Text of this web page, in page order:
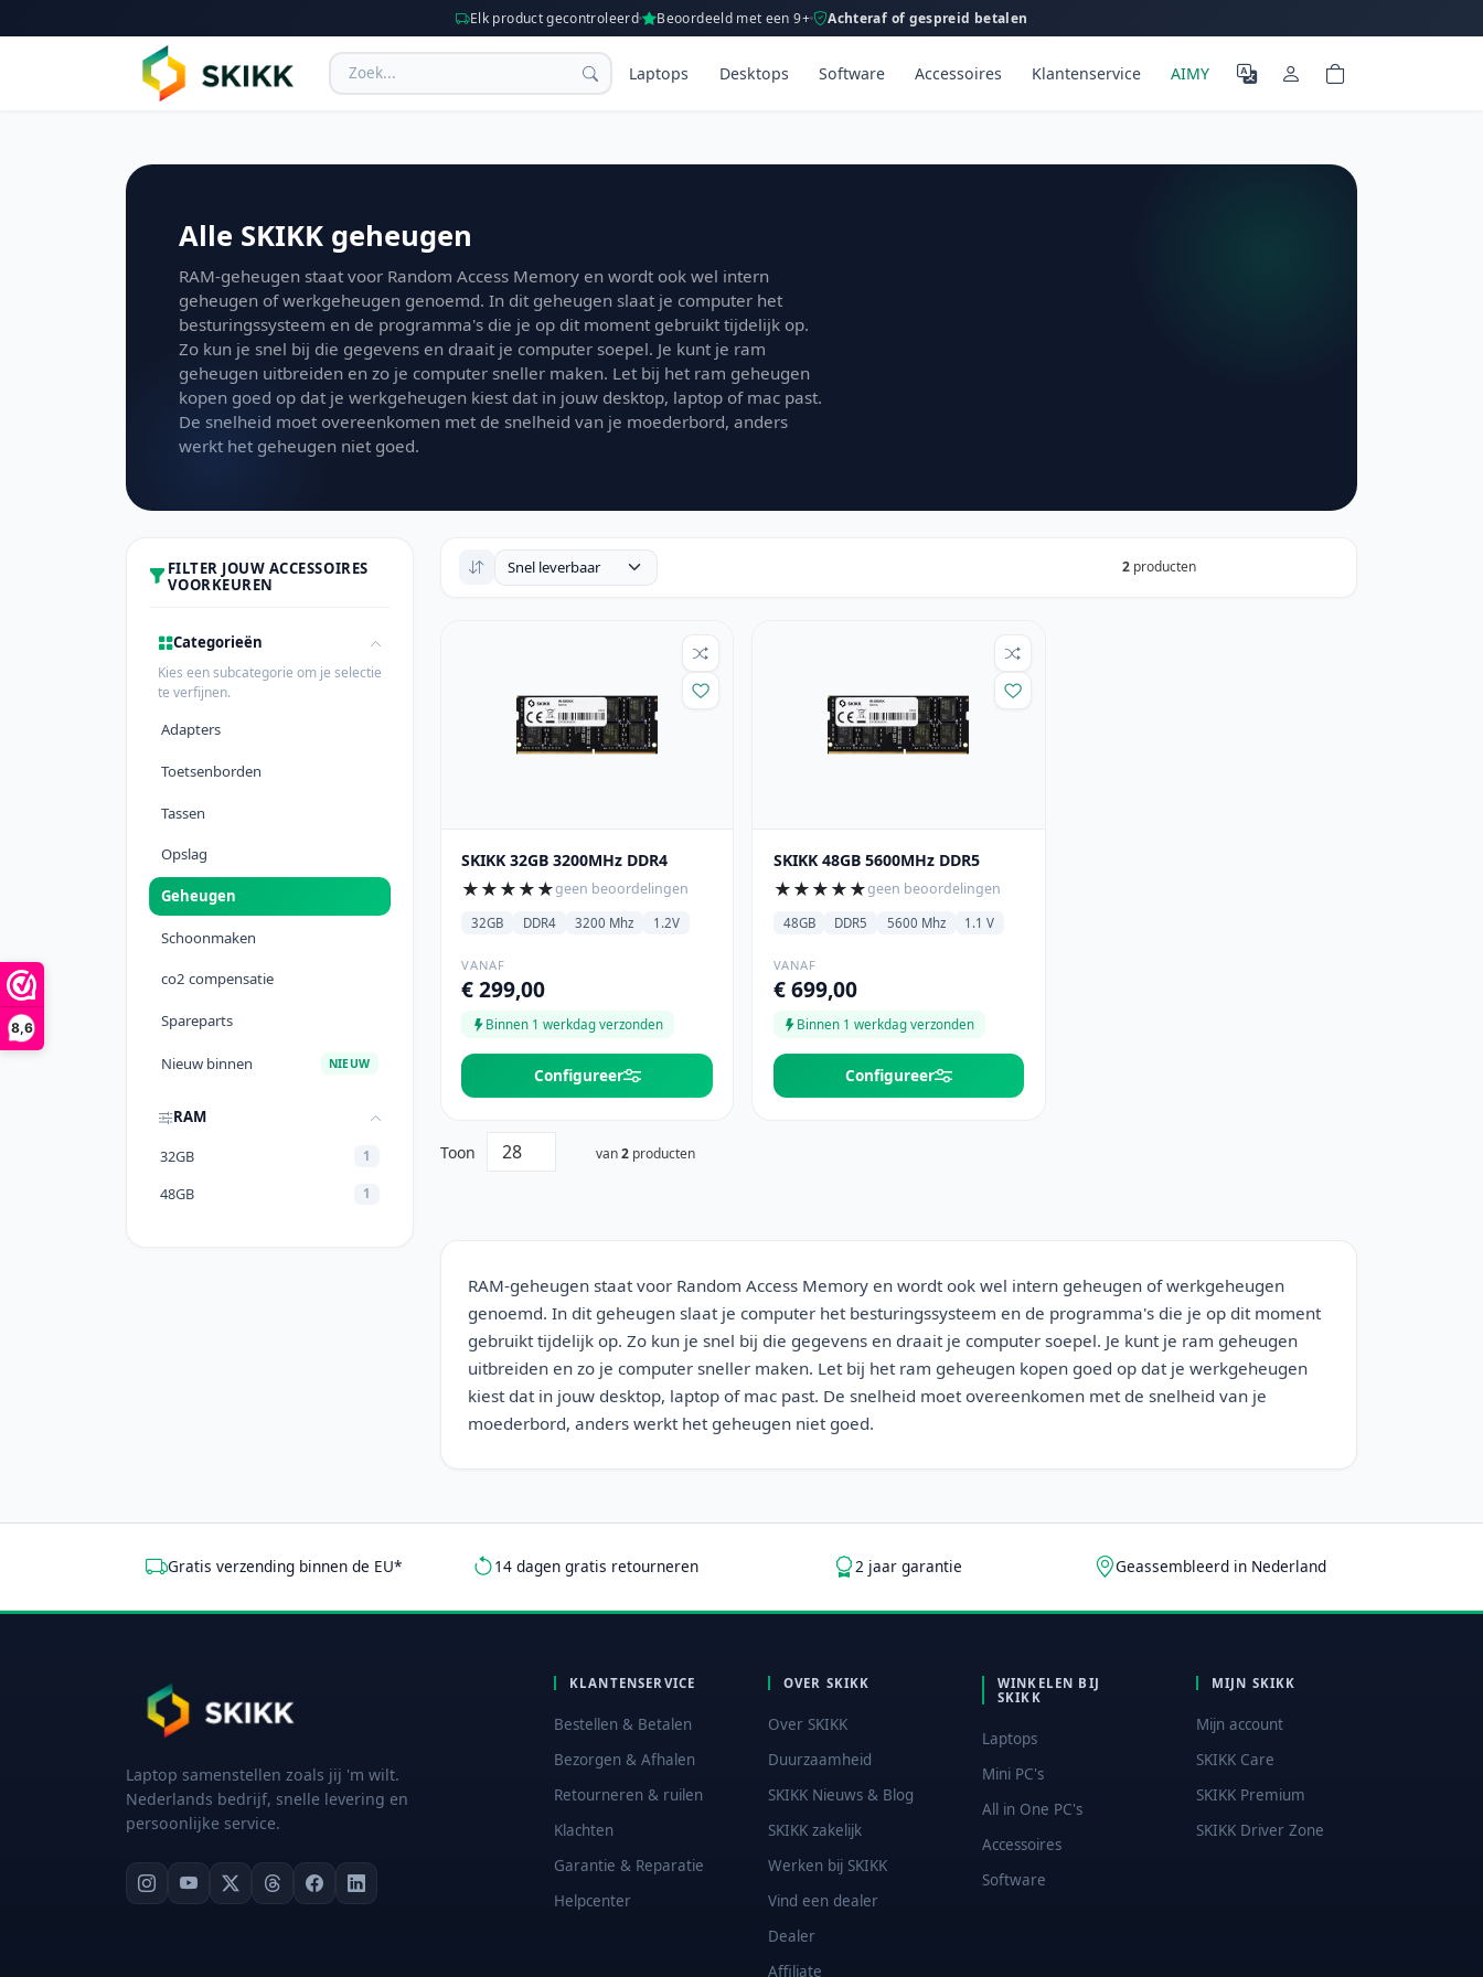
8,6
Elk product gecontroleerd Beoordeeld met een 9+ Achteraf of gespreid betalen
Laptops Desktops Software Accessoires Klantenservice AIMY
Alle SKIKK geheugen
RAM-geheugen staat voor Random Access Memory en wordt ook wel intern
geheugen of werkgeheugen genoemd. In dit geheugen slaat je computer het
besturingssysteem en de programma's die je op dit moment gebruikt tijdelijk op.
Zo kun je snel bij die gegevens en draait je computer soepel. Je kunt je ram
geheugen uitbreiden en zo je computer sneller maken. Let bij het ram geheugen
kopen goed op dat je werkgeheugen kiest dat in jouw desktop, laptop of mac past.
De snelheid moet overeenkomen met de snelheid van je moederbord, anders
werkt het geheugen niet goed.
FILTER JOUW ACCESSOIRES
VOORKEUREN
Categorieën
Kies een subcategorie om je selectie
te verfijnen.
Adapters
Toetsenborden
Tassen
Opslag
Geheugen
Schoonmaken
co2 compensatie
Spareparts
Nieuw binnen NIEUW
RAM
32GB
1
48GB 1
2 producten
SKIKK 32GB 3200MHz DDR4
★★★★★geen beoordelingen
32GB DDR4 3200 Mhz 1.2V
VANAF
€ 299,00
Binnen 1 werkdag verzonden
Configureer
SKIKK 48GB 5600MHz DDR5
★★★★★geen beoordelingen
48GB DDR5 5600 Mhz 1.1 V
VANAF
€ 699,00
Binnen 1 werkdag verzonden
Configureer
Toon van2 producten
RAM-geheugen staat voor Random Access Memory en wordt ook wel intern geheugen of werkgeheugen
genoemd. In dit geheugen slaat je computer het besturingssysteem en de programma's die je op dit moment
gebruikt tijdelijk op. Zo kun je snel bij die gegevens en draait je computer soepel. Je kunt je ram geheugen
uitbreiden en zo je computer sneller maken. Let bij het ram geheugen kopen goed op dat je werkgeheugen
kiest dat in jouw desktop, laptop of mac past. De snelheid moet overeenkomen met de snelheid van je
moederbord, anders werkt het geheugen niet goed.
Gratis verzending binnen de EU* 14 dagen gratis retourneren 2 jaar garantie Geassembleerd in Nederland
Laptop samenstellen zoals jij 'm wilt.
Nederlands bedrijf, snelle levering en
persoonlijke service.
KLANTENSERVICE
Bestellen & Betalen
Bezorgen & Afhalen
Retourneren & ruilen
Klachten
Garantie & Reparatie
Helpcenter
OVER SKIKK
Over SKIKK
Duurzaamheid
SKIKK Nieuws & Blog
SKIKK zakelijk
Werken bij SKIKK
Vind een dealer
Dealer
Affiliate
WINKELEN BIJ
SKIKK
Laptops
Mini PC's
All in One PC's
Accessoires
Software
MIJN SKIKK
Mijn account
SKIKK Care
SKIKK Premium
SKIKK Driver Zone